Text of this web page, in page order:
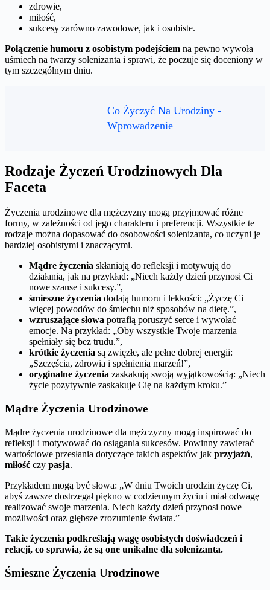
zdrowie,
miłość,
sukcesy zarówno zawodowe, jak i osobiste.
Połączenie humoru z osobistym podejściem na pewno wywoła
uśmiech na twarzy solenizanta i sprawi, że poczuje się doceniony w
tym szczególnym dniu.
Co Życzyć Na Urodziny -
Wprowadzenie
Rodzaje Życzeń Urodzinowych Dla
Faceta
Życzenia urodzinowe dla mężczyzny mogą przyjmować różne
formy, w zależności od jego charakteru i preferencji. Wszystkie te
rodzaje można dopasować do osobowości solenizanta, co uczyni je
bardziej osobistymi i znaczącymi.
Mądre życzenia skłaniają do refleksji i motywują do
działania, jak na przykład: „Niech każdy dzień przynosi Ci
nowe szanse i sukcesy.”,
śmieszne życzenia dodają humoru i lekkości: „Życzę Ci
więcej powodów do śmiechu niż sposobów na dietę.”,
wzruszające słowa potrafią poruszyć serce i wywołać
emocje. Na przykład: „Oby wszystkie Twoje marzenia
spełniały się bez trudu.”,
krótkie życzenia są zwięzłe, ale pełne dobrej energii:
„Szczęścia, zdrowia i spełnienia marzeń!”,
oryginalne życzenia zaskakują swoją wyjątkowością: „Niech
życie pozytywnie zaskakuje Cię na każdym kroku.”
Mądre Życzenia Urodzinowe
Mądre życzenia urodzinowe dla mężczyzny mogą inspirować do
refleksji i motywować do osiągania sukcesów. Powinny zawierać
wartościowe przesłania dotyczące takich aspektów jak przyjaźń,
miłość czy pasja.
Przykładem mogą być słowa: „W dniu Twoich urodzin życzę Ci,
abyś zawsze dostrzegał piękno w codziennym życiu i miał odwagę
realizować swoje marzenia. Niech każdy dzień przynosi nowe
możliwości oraz głębsze zrozumienie świata.”
Takie życzenia podkreślają wagę osobistych doświadczeń i
relacji, co sprawia, że są one unikalne dla solenizanta.
Śmieszne Życzenia Urodzinowe